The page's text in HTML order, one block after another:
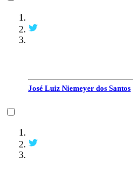
José Luiz Niemeyer dos Santos